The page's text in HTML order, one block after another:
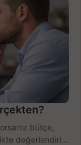
bütçe,
değerlendirin,